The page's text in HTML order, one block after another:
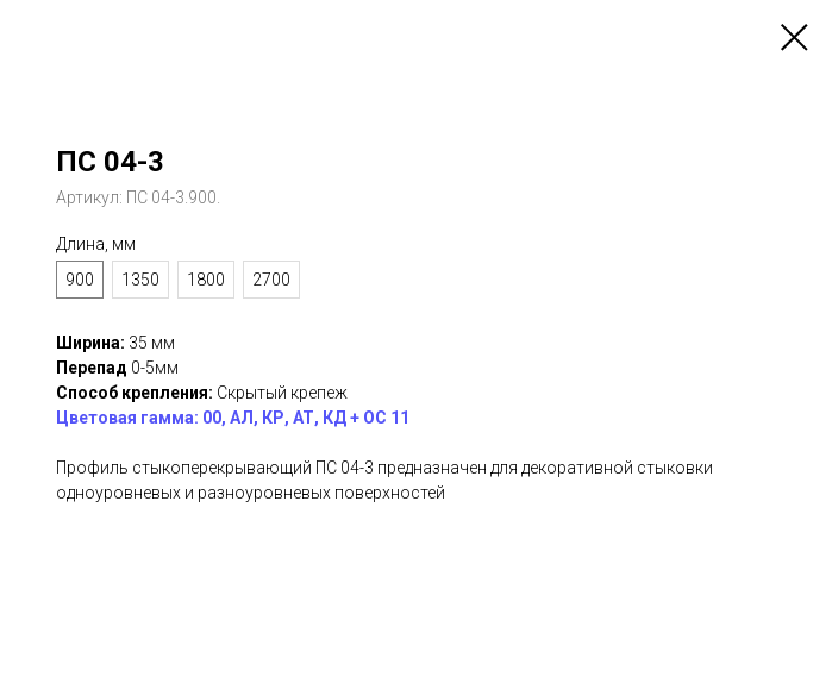
ПС 04-3
Артикул: ПС 04-3.900.
Длина, мм
900
1350 1800 2700
Ширина: 35 мм
Перепад 0-5мм
Способ крепления: Скрытый крепеж
Цветовая гамма: 00, АЛ, КР, АТ, КД + ОС 11
Профиль стыкоперекрывающий ПС 04-3 предназначен для декоративной стыковки
одноуровневых и разноуровневых поверхностей